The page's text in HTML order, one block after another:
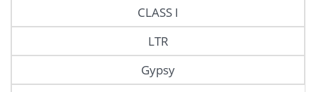
CLASS I
LTR
Gypsy